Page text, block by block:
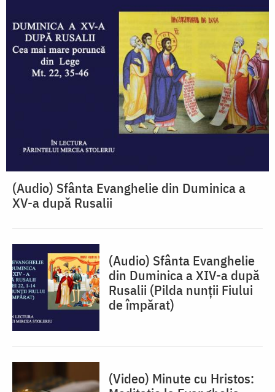
(Audio) Sfânta Evanghelie din Duminica a
XV-a după Rusalii
(Audio) Sfânta Evanghelie
din Duminica a XIV-a după
Rusalii (Pilda nunții Fiului
de împărat)
(Video) Minute cu Hristos: